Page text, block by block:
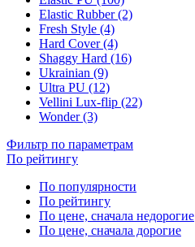
Elastic Rubber (2)
Fresh Style (4)
Hard Cover (4)
Shaggy Hard (16)
Ukrainian (9)
Ultra PU (12)
Vellini Lux-flip (22)
Wonder (3)
Фильтр по параметрам
По рейтингу
По популярности
По рейтингу
По цене, сначала недорогие
По цене, сначала дорогие